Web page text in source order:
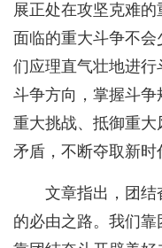
展正处在攻坚克难
面临的重大斗争不
们应理直气壮地进
斗争方向，掌握斗
重大挑战、抵御重
矛盾，不断夺取新时
文章指出，团结
的必由之路。我们